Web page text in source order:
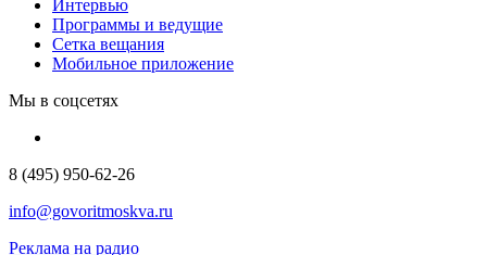
Интервью
Программы и ведущие
Сетка вещания
Мобильное приложение
Мы в соцсетях
8 (495) 950-62-26
info@govoritmoskva.ru
Реклама на радио